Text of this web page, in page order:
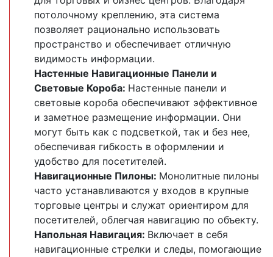
потолочному креплению, эта система
позволяет рационально использовать
пространство и обеспечивает отличную
видимость информации.
Настенные Навигационные Панели и
Световые Короба: Настенные панели и
световые короба обеспечивают эффективное
и заметное размещение информации. Они
могут быть как с подсветкой, так и без нее,
обеспечивая гибкость в оформлении и
удобство для посетителей.
Навигационные Пилоны: Монолитные пилоны
часто устанавливаются у входов в крупные
торговые центры и служат ориентиром для
посетителей, облегчая навигацию по объекту.
Напольная Навигация: Включает в себя
навигационные стрелки и следы, помогающие